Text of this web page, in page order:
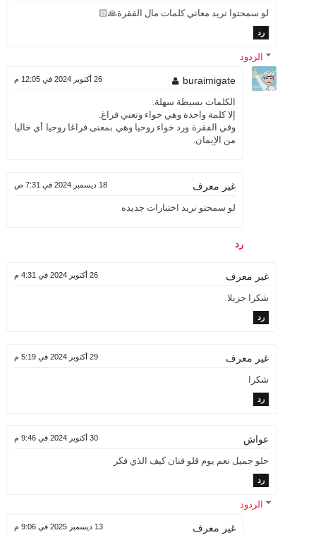
لو سمحتوا نريد معاني كلمات مال الفقرة🙏🏻
رد
الردود
buraimigate 26 أكتوبر 2024 في 12:05 م
الكلمات بسيطة سهلة.
إلا كلمة واحدة وهي خواء وتعني فراغ.
وفي الفقرة ورد خواء روحيا وهي بمعنى فراغا روحيا أي خاليا
من الإيمان.
غير معرف 18 ديسمبر 2024 في 7:31 ص
لو سمحتو نريد اختبارات جديده
رد
غير معرف 26 أكتوبر 2024 في 4:31 م
شكرا جزيلا
رد
غير معرف 29 أكتوبر 2024 في 5:19 م
شكرا
رد
عواش 30 أكتوبر 2024 في 9:46 م
حلو جميل نعم يوم قلو فنان كيف الذي فكر
رد
الردود
غير معرف 13 ديسمبر 2025 في 9:06 م